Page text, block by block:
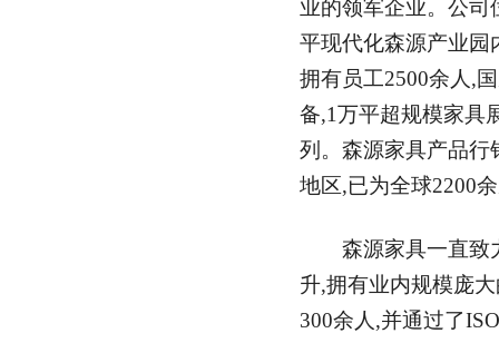
业的领军企业。公司
平现代化森源产业园
拥有员工2500余人,
备,1万平超规模家具
列。森源家具产品行
地区,已为全球2200
森源家具一直致
升,拥有业内规模庞
300余人,并通过了